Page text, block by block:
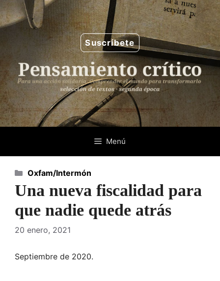
Saltar
al
contenido
Suscríbete
Menú
Una nueva fiscalidad para
que nadie quede atrás
20 enero, 2021
Septiembre de 2020.
Categorías
Oxfam/Intermón